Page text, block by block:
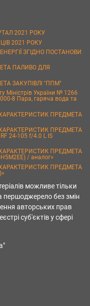
2021 РОКУ
2021 РОКУ
ЗГІДНО ПОСТАНОВИ
ПАЛИВО ДЛЯ
ЗАКУПІВЛІ "ППМ"
Міністрів України № 1266
8 Пара, гаряча вода та
ПРЕДМЕТА
ПРЕДМЕТА
24-105 f/4.0 L IS
ПРЕДМЕТА
/ аналог»
ПРЕДМЕТА
можливе тільки
першоджерело без змін
авторських прав
суб'єктів у сфері